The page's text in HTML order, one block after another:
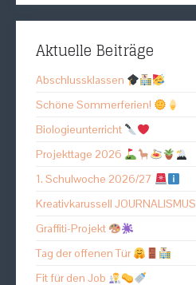
Aktuelle Beiträge
Abschlussklassen
Schöne Sommerferien!
Biologieunterricht
Projekttage 2026
1. Schulwoche 2026/27
Kreativkarussell JOURNALISMUS
Graffiti-Projekt
Tag der offenen Tür
Fit für den Job